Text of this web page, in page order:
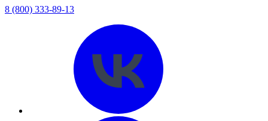
8 (800) 333-89-13